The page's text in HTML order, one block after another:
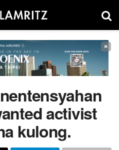
×
activist
kulong.